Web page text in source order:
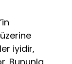
iyidir,